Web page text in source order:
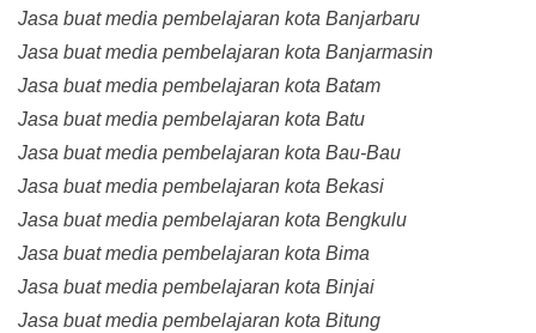
Jasa buat media pembelajaran kota Banjarbaru
Jasa buat media pembelajaran kota Banjarmasin
Jasa buat media pembelajaran kota Batam
Jasa buat media pembelajaran kota Batu
Jasa buat media pembelajaran kota Bau-Bau
Jasa buat media pembelajaran kota Bekasi
Jasa buat media pembelajaran kota Bengkulu
Jasa buat media pembelajaran kota Bima
Jasa buat media pembelajaran kota Binjai
Jasa buat media pembelajaran kota Bitung